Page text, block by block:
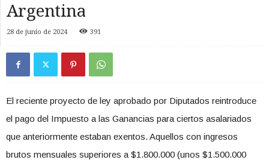
Argentina
28 de junio de 2024 391
El reciente proyecto de ley aprobado por Diputados reintroduce
el pago del Impuesto a las Ganancias para ciertos asalariados
que anteriormente estaban exentos. Aquellos con ingresos
brutos mensuales superiores a $1.800.000 (unos $1.500.000